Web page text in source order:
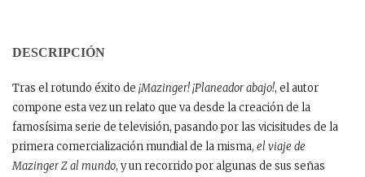
DESCRIPCIÓN
Tras el rotundo éxito de ¡Mazinger! ¡Planeador abajo!, el autor
compone esta vez un relato que va desde la creación de la
famosísima serie de televisión, pasando por las vicisitudes de la
primera comercialización mundial de la misma, el viaje de
Mazinger Z al mundo, y un recorrido por algunas de sus señas